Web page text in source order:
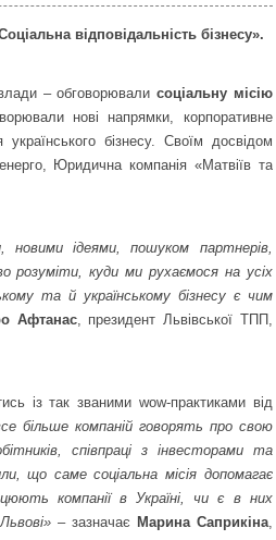
відповідальність бізнесу».
– обговорювали соціальну місію
нові напрямки, корпоративне
бізнесу. Своїм досвідом
Юридична компанія «Матвіїв та
ідеями, пошуком партнерів,
розуміти, куди ми рухаємося на усіх
та й українському бізнесу є чим
Афтанас, президент Львівської ТПП,
із так званими wow-практиками від
більше компаній говорять про свою
співпраці з інвесторами та
що саме соціальна місія допомагає
компанії в Україні, чи є в них
– зазначає Марина Саприкіна,